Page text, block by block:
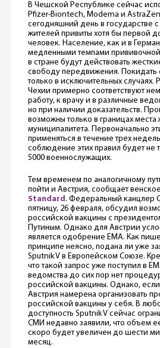
В Чешской Республике сейчас
Pfizer-Biontech, Moderna и
сегодняшний день в государстве
жителей привиты хотя бы первой
человек. Население, как и в
медленными темпами
в стране будут действовать
свободу передвижения. Покидать
только в исключительных случаях.
Чехии примерно соответствуют
работу, к врачу и в различные
но при наличии доказательств.
возможны только в границах места
муниципалитета. Первоначально
применяться в течение трех
соблюдение этих правил будет не
5000 военнослужащих.
Тем временем по аналогичному
пойти и Австрия, сообщает
Standard. Федеральный канцлер
пятницу, 26 февраля, обсудил
российской вакцины с
Путиным. Однако для Австрии
является одобрение EMA. Как
принципе неясно, подана ли уже
Sputnik V в Европейском Союзе.
что такой запрос уже поступил в
ведомства до сих пор нет
российской вакцины. Однако,
Австрия намерена организовать
российской вакцины у себя. В
доступность Sputnik V сейчас
СМИ недавно заявили, что объем
скоро будет увеличен до шести
месяц.